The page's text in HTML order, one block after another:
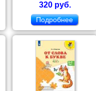
320 руб.
Подробнее